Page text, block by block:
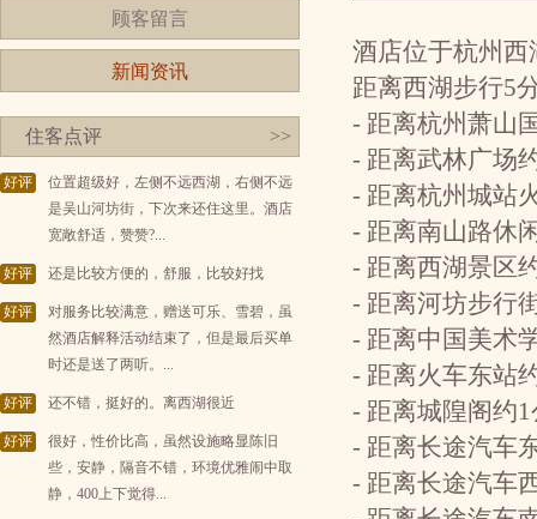
顾客留言
新闻资讯
住客点评 >>
好评
位置超级好，左侧不远西湖，右侧不远
是吴山河坊街，下次来还住这里。酒店
宽敞舒适，赞赞?...
好评 还是比较方便的，舒服，比较好找
好评
对服务比较满意，赠送可乐、雪碧，虽
然酒店解释活动结束了，但是最后买单
时还是送了两听。...
好评 还不错，挺好的。离西湖很近
好评
很好，性价比高，虽然设施略显陈旧
些，安静，隔音不错，环境优雅闹中取
静，400上下觉得...
酒店位于杭州
距离西湖步行5
- 距离杭州萧山
- 距离武林广场
- 距离杭州城站
- 距离南山路休
- 距离西湖景区
- 距离河坊步行
- 距离中国美术
- 距离火车东站
- 距离城隍阁约
- 距离长途汽车
- 距离长途汽车